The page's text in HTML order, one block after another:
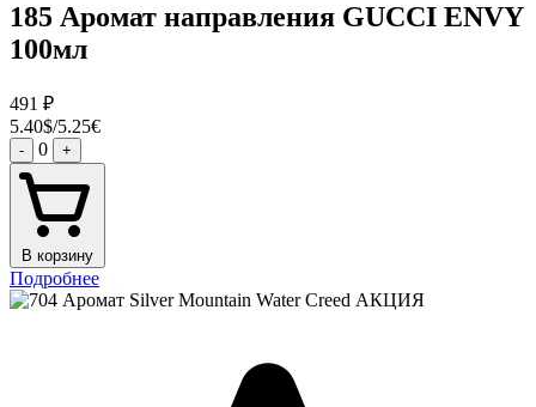
185 Аромат направления GUCCI ENVY
100мл
491 ₽
5.40$/5.25€
- 0 +
В корзину
Подробнее